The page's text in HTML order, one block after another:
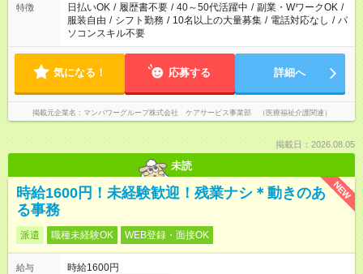
特徴 日払いOK / 履歴書不要 / 40～50代活躍中 / 副業・WワークOK /
服装自由 / シフト勤務 / 10名以上の大量募集 / 電話対応なし / パ
ソコンスキル不要
気になる！ 応募する 詳細へ
掲載元企業名 マンパワーグループ株式会社 ケアサービス事業部 （医療福祉介護関連）
掲載日：2026.08.05
未読
NEW
時給1600円！未経験歓迎！残業ナシ＊動きのあ
る事務
派遣 職種未経験OK WEB登録・面接OK
給与
時給1600円